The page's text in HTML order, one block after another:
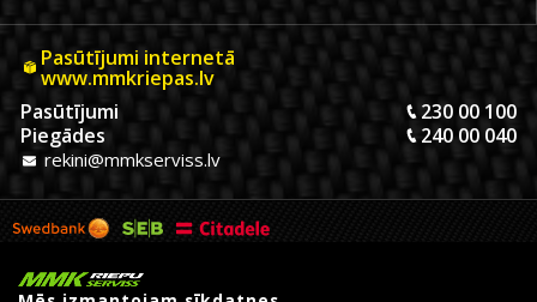
Pasūtījumi internetā
www.mmkriepas.lv
Pasūtījumi
230 00 100
Piegādes
240 00 040
rekini@mmkserviss.lv